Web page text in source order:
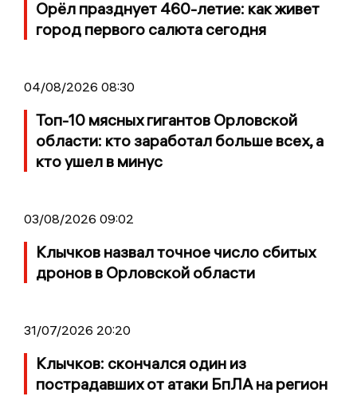
Орёл празднует 460-летие: как живет
город первого салюта сегодня
04/08/2026 08:30
Топ-10 мясных гигантов Орловской
области: кто заработал больше всех, а
кто ушел в минус
03/08/2026 09:02
Клычков назвал точное число сбитых
дронов в Орловской области
31/07/2026 20:20
Клычков: скончался один из
пострадавших от атаки БпЛА на регион